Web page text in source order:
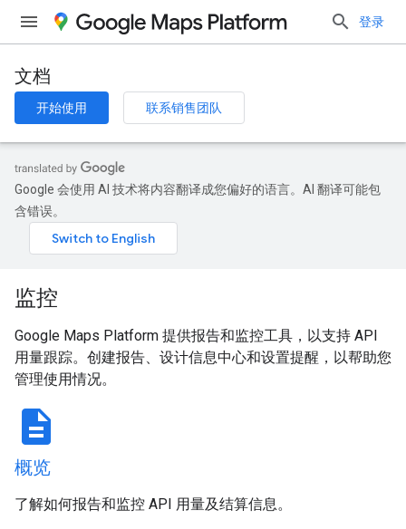
登录
文档
开始使用 联系销售团队
Google 会使用 AI 技术将内容翻译成您偏好的语言。AI 翻译可能包
含错误。
监控
Google Maps Platform 提供报告和监控工具，以支持 API
用量跟踪。创建报告、设计信息中心和设置提醒，以帮助您
管理使用情况。
description
概览
了解如何报告和监控 API 用量及结算信息。